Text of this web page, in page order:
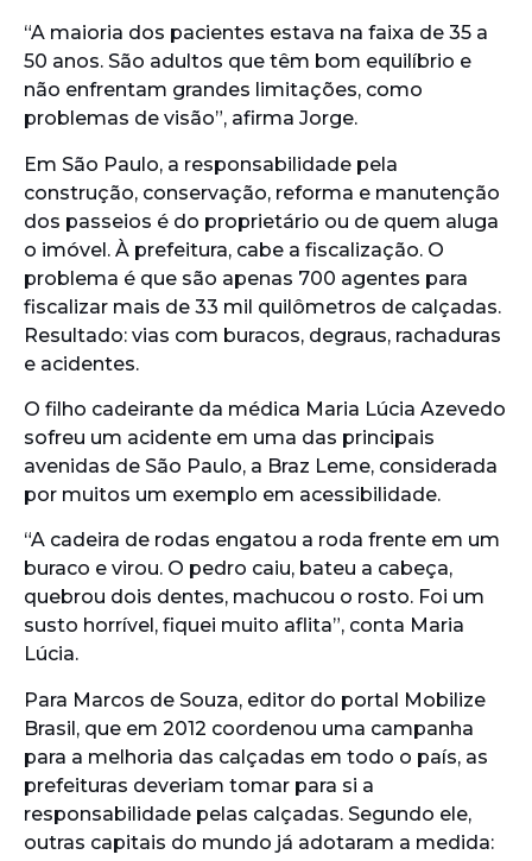
“A maioria dos pacientes estava na faixa de 35 a
50 anos. São adultos que têm bom equilíbrio e
não enfrentam grandes limitações, como
problemas de visão”, afirma Jorge.
Em São Paulo, a responsabilidade pela
construção, conservação, reforma e manutenção
dos passeios é do proprietário ou de quem aluga
o imóvel. À prefeitura, cabe a fiscalização. O
problema é que são apenas 700 agentes para
fiscalizar mais de 33 mil quilômetros de calçadas.
Resultado: vias com buracos, degraus, rachaduras
e acidentes.
O filho cadeirante da médica Maria Lúcia Azevedo
sofreu um acidente em uma das principais
avenidas de São Paulo, a Braz Leme, considerada
por muitos um exemplo em acessibilidade.
“A cadeira de rodas engatou a roda frente em um
buraco e virou. O pedro caiu, bateu a cabeça,
quebrou dois dentes, machucou o rosto. Foi um
susto horrível, fiquei muito aflita”, conta Maria
Lúcia.
Para Marcos de Souza, editor do portal Mobilize
Brasil, que em 2012 coordenou uma campanha
para a melhoria das calçadas em todo o país, as
prefeituras deveriam tomar para si a
responsabilidade pelas calçadas. Segundo ele,
outras capitais do mundo já adotaram a medida: